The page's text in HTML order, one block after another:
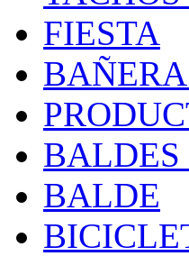
FIESTA
BALDES
BALDE